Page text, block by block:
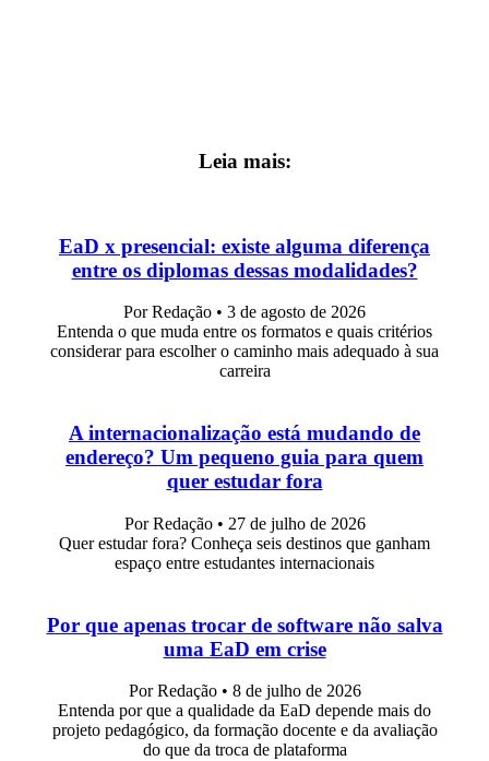
Leia mais:
EaD x presencial: existe alguma diferença
entre os diplomas dessas modalidades?
Por Redação • 3 de agosto de 2026
Entenda o que muda entre os formatos e quais critérios
considerar para escolher o caminho mais adequado à sua
carreira
A internacionalização está mudando de
endereço? Um pequeno guia para quem
quer estudar fora
Por Redação • 27 de julho de 2026
Quer estudar fora? Conheça seis destinos que ganham
espaço entre estudantes internacionais
Por que apenas trocar de software não salva
uma EaD em crise
Por Redação • 8 de julho de 2026
Entenda por que a qualidade da EaD depende mais do
projeto pedagógico, da formação docente e da avaliação
do que da troca de plataforma